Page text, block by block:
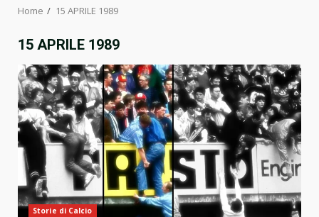
Home 15 APRILE 1989
15 APRILE 1989
Storie di Calcio